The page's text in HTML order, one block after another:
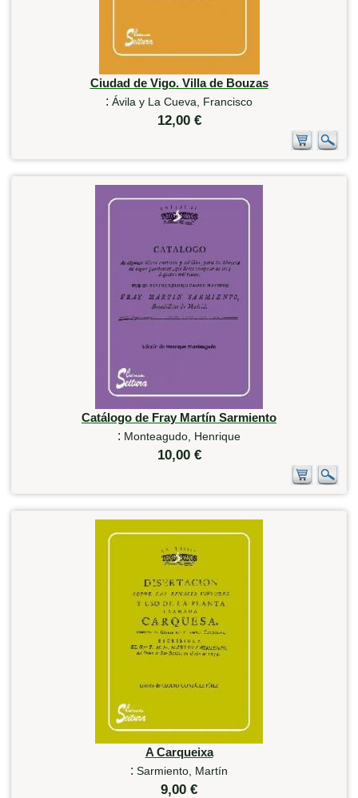
Ciudad de Vigo. Villa de Bouzas
: Ávila y La Cueva, Francisco
12,00 €
Catálogo de Fray Martín Sarmiento
: Monteagudo, Henrique
10,00 €
A Carqueixa
: Sarmiento, Martín
9,00 €